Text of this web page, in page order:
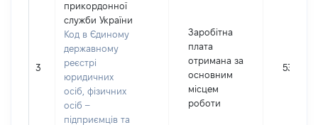
3
прикордонної
служби України
Код в Єдиному
державному
реєстрі
юридичних
осіб, фізичних
осіб –
підприємців та
Заробітна
плата
отримана за
основним
місцем
роботи
53335